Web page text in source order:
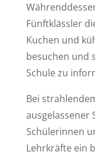
Fünftklässler
Kuchen und
besuchen und
Schule zu
Bei
ausgelassener
Schülerinnen
Lehrkräfte ein